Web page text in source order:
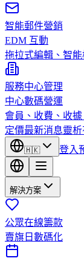
智能郵件營銷
EDM 互動
拖拉式編輯、智
服務中心管理
中心數碼營運
會員、收費、收據
定價最新消息靈
🇭🇰 登入
解決方案
公眾在線籌款
賣旗日數碼化